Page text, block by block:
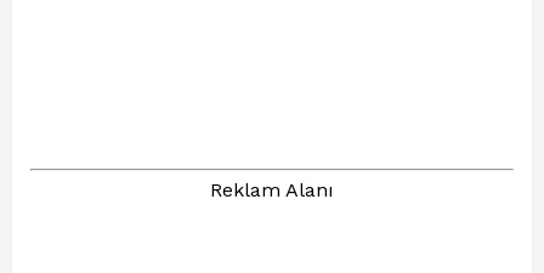
Reklam Alanı